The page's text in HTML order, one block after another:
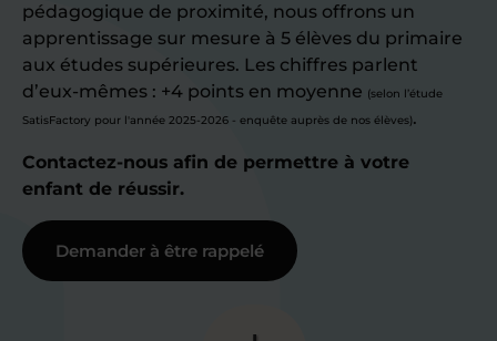
pédagogique de proximité, nous offrons un
apprentissage sur mesure à 5 élèves du primaire
aux études supérieures. Les chiffres parlent
d’eux-mêmes : +4 points en moyenne (selon l’étude
SatisFactory pour l'année 2025-2026 - enquête auprès de nos élèves).
Contactez-nous afin de permettre à votre
enfant de réussir.
Demander à être rappelé